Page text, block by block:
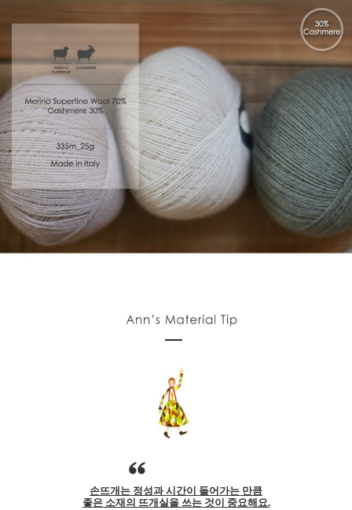
손뜨개는 정성과 시간이 들어가는 만큼
좋은 소재의 뜨개실을 쓰는 것이 중요해요.